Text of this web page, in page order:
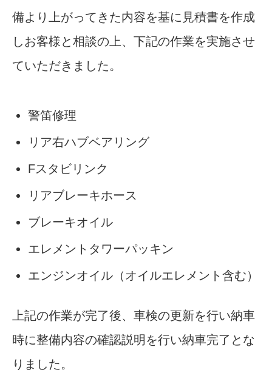
備より上がってきた内容を基に見積書を作成
しお客様と相談の上、下記の作業を実施させ
ていただきました。
警笛修理
リア右ハブベアリング
Fスタビリンク
リアブレーキホース
ブレーキオイル
エレメントタワーパッキン
エンジンオイル（オイルエレメント含む）
上記の作業が完了後、車検の更新を行い納車
時に整備内容の確認説明を行い納車完了とな
りました。